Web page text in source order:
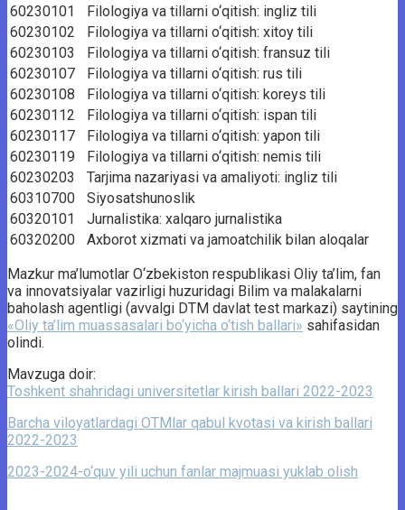
60230101
Filologiya va tillarni o‘qitish: ingliz tili
60230102
Filologiya va tillarni o‘qitish: xitoy tili
60230103
Filologiya va tillarni o‘qitish: fransuz tili
60230107
Filologiya va tillarni o‘qitish: rus tili
60230108
Filologiya va tillarni o‘qitish: koreys tili
60230112
Filologiya va tillarni o‘qitish: ispan tili
60230117
Filologiya va tillarni o‘qitish: yapon tili
60230119
Filologiya va tillarni o‘qitish: nemis tili
60230203
Tarjima nazariyasi va amaliyoti: ingliz tili
60310700
Siyosatshunoslik
60320101
Jurnalistika: xalqaro jurnalistika
60320200
Axborot xizmati va jamoatchilik bilan aloqalar
Mazkur ma’lumotlar O‘zbekiston respublikasi Oliy ta’lim, fan
va innovatsiyalar vazirligi huzuridagi Bilim va malakalarni
baholash agentligi (avvalgi DTM davlat test markazi) saytining
«Oliy ta’lim muassasalari bo‘yicha o‘tish ballari» sahifasidan
olindi.
Mavzuga doir:
Toshkent shahridagi universitetlar kirish ballari 2022-2023
Barcha viloyatlardagi OTMlar qabul kvotasi va kirish ballari
2022-2023
2023-2024-o‘quv yili uchun fanlar majmuasi yuklab olish